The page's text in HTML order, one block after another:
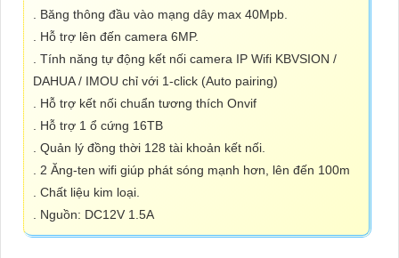
. Băng thông đầu vào mạng dây max 40Mpb.
. Hỗ trợ lên đến camera 6MP.
. Tính năng tự động kết nối camera IP Wifi KBVSION /
DAHUA / IMOU chỉ với 1-click (Auto pairing)
. Hỗ trợ kết nối chuẩn tương thích Onvif
. Hỗ trợ 1 ổ cứng 16TB
. Quản lý đồng thời 128 tài khoản kết nối.
. 2 Ăng-ten wifi giúp phát sóng mạnh hơn, lên đến 100m
. Chất liệu kim loại.
. Nguồn: DC12V 1.5A